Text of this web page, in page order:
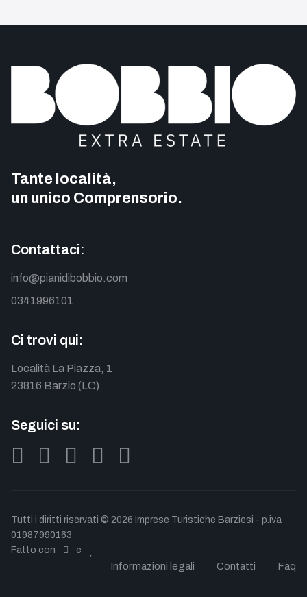
Tante località,
un unico Comprensorio.
Contattaci:
info@pianidibobbio.com
0341996101
Ci trovi qui:
Località La Piazza, 1
23816 Barzio (LC)
Seguici su:
Tutti i diritti riservati © 2026 Imprese Turistiche Barziesi - p.iva
01987990163
Fatto con
e
Informazioni legali Contatti Faq